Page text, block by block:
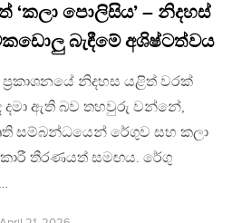
පොලිසිය’ – නිදහස්
බැඳීමේ අශිෂ්ටත්වය
ප්‍රකාශනයේ නිදහස යළිත් වරක්
දමා ඇති බව තහවුරු වන්නේ,
සම්බන්ධයෙන් රේගුව සහ කලා
තීරණයත් සමඟය. රේගු